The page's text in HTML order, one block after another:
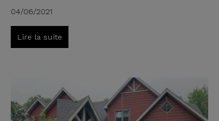
04/06/2021
Lire la suite